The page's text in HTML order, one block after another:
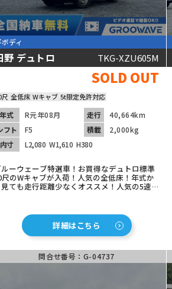
ディ
野 デュトロ TKG-XZU605M
SOLD OUT
尺 全低床 Wキャブ 5t限定免許対応
年式 R元年08月 走行
40,664km
フト
F5 積載
2,000kg
内寸
L2,080 W1,610 H380
ーウェーブ特選車！お買得なデュトロ標準
尺のWキャブが入荷！人気の全低床！年式か
見ても走行距離少なくオススメ！人気の5速マ
詳細はこちら
動画あり
問合せ番号：G-04737